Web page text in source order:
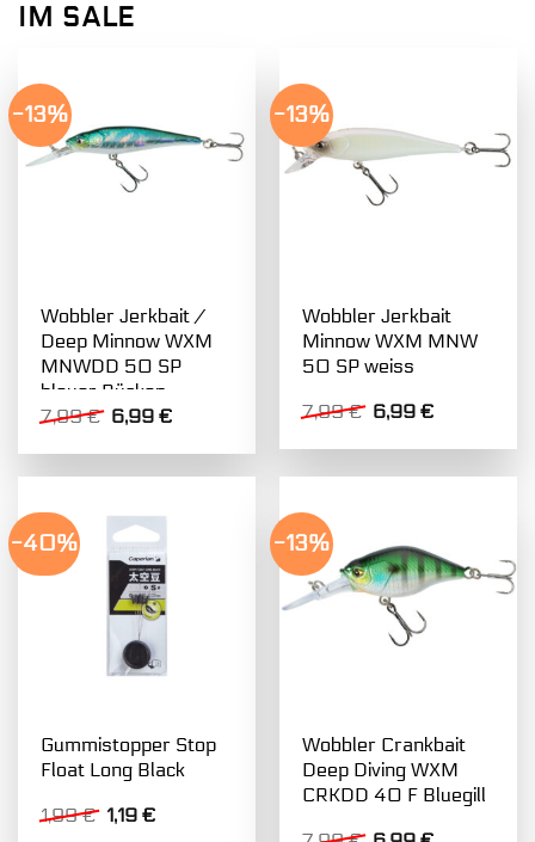
IM SALE
-13%
Wobbler Jerkbait /
Deep Minnow WXM
MNWDD 50 SP
blauer Rücken
7,99€ Ursprünglicher
war:
7,99 €
6,99€Aktueller
ist:
6,99 €.
-13%
Wobbler Jerkbait
Minnow WXM MNW
50 SP weiss
7,99€ Ursprünglicher
war:
6,99€Aktueller
ist:
-40%
Gummistopper Stop
Float Long Black
1,99€ Ursprünglicher
1,19€Aktueller
-13%
Wobbler Crankbait
Deep Diving WXM
CRKDD 40 F Bluegill